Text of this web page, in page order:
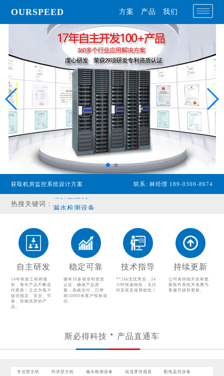
OURSPEED 方案 产品 我们
获取机房监控系统设计方案 联系: 林经理 189-0300-8674
热搜关键词：
专业型主机
漏水检测设备
配电监控设备
气体监控设备
其他配件产品
自主研发
14年研发工程师领
衔，每年产品不断迭
代更新！立志为客户
提供稳定、安全、可
靠、性能优异的产
品。
稳定可靠
拥有30多项专利资质
认证，确保产品质
量，高效交付，已帮
助10000余客户投标成
功。
技术指导
7*24h无忧售后，24
小时快速响应，无任
何安装及使用烦忧！
持续更新
公司将持续开发和更
新软件系统并免费为
客服升级和更新。
斯必得科技 产品直通车
专业型主机 经济型主机 漏水检测设备 温湿度传感器 配电监控设备